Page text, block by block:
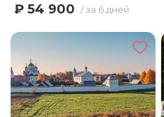
₽ 54 900 / за 6 дней